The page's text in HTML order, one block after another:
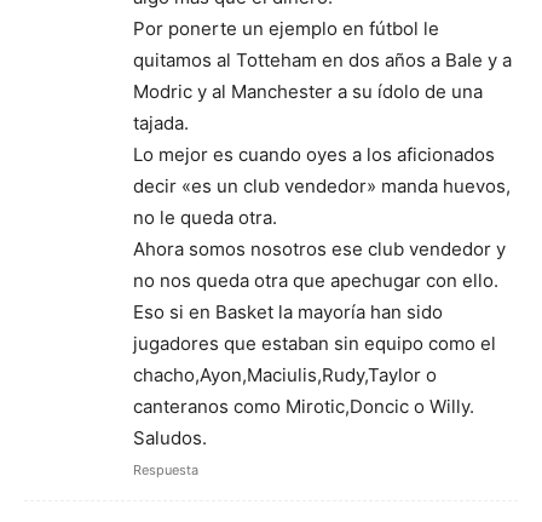
Por ponerte un ejemplo en fútbol le
quitamos al Totteham en dos años a Bale y a
Modric y al Manchester a su ídolo de una
tajada.
Lo mejor es cuando oyes a los aficionados
decir «es un club vendedor» manda huevos,
no le queda otra.
Ahora somos nosotros ese club vendedor y
no nos queda otra que apechugar con ello.
Eso si en Basket la mayoría han sido
jugadores que estaban sin equipo como el
chacho,Ayon,Maciulis,Rudy,Taylor o
canteranos como Mirotic,Doncic o Willy.
Saludos.
Respuesta